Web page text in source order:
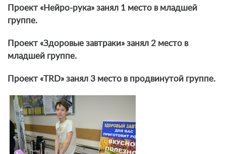
Проект «Нейро-рука» занял 1 место в младшей
группе.
Проект «Здоровые завтраки» занял 2 место в
младшей группе.
Проект «TRD» занял 3 место в продвинутой группе.